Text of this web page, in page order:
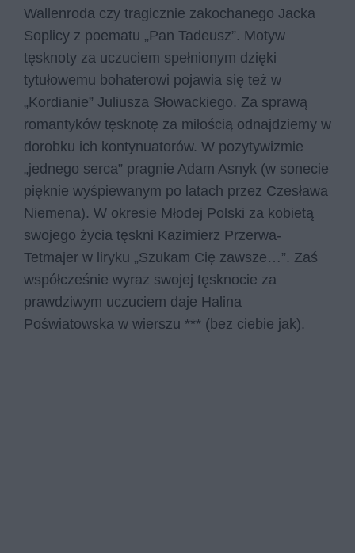
Wallenroda czy tragicznie zakochanego Jacka
Soplicy z poematu „Pan Tadeusz”. Motyw
tęsknoty za uczuciem spełnionym dzięki
tytułowemu bohaterowi pojawia się też w
„Kordianie” Juliusza Słowackiego. Za sprawą
romantyków tęsknotę za miłością odnajdziemy w
dorobku ich kontynuatorów. W pozytywizmie
„jednego serca” pragnie Adam Asnyk (w sonecie
pięknie wyśpiewanym po latach przez Czesława
Niemena). W okresie Młodej Polski za kobietą
swojego życia tęskni Kazimierz Przerwa-
Tetmajer w liryku „Szukam Cię zawsze…”. Zaś
współcześnie wyraz swojej tęsknocie za
prawdziwym uczuciem daje Halina
Poświatowska w wierszu *** (bez ciebie jak).